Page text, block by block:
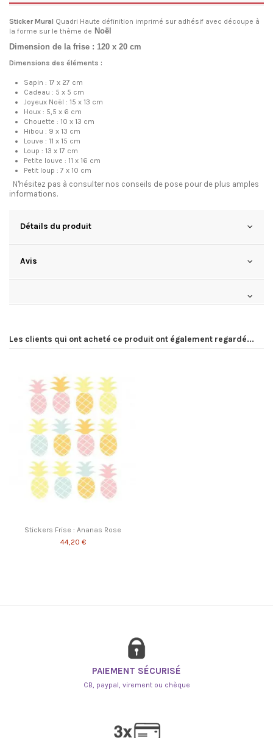
Sticker Mural Quadri Haute définition imprimé sur adhésif avec découpe à
la forme sur le thème de Noël
Dimension de la frise : 120 x 20 cm
Dimensions des éléments :
Sapin : 17 x 27 cm
Cadeau : 5 x 5 cm
Joyeux Noël : 15 x 13 cm
Houx : 5,5 x 6 cm
Chouette : 10 x 13 cm
Hibou : 9 x 13 cm
Louve : 11 x 15 cm
Loup : 13 x 17 cm
Petite louve : 11 x 16 cm
Petit loup : 7 x 10 cm
N'hésitez pas à consulter nos conseils de pose pour de plus amples
informations.
Détails du produit
Avis
Les clients qui ont acheté ce produit ont également regardé...
Stickers Frise : Ananas Rose
44,20 €
PAIEMENT SÉCURISÉ
CB, paypal, virement ou chèque